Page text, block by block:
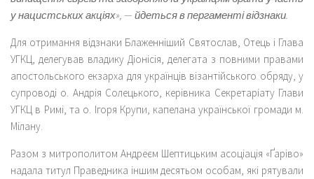
у нацистських акціях», — йдеться в пергаменті відзнаки.
Для отримання відзнаки Блаженніший Святослав, Отець і Глава
УГКЦ, делегував владику Діонісія, делегата з повними правами
апостольського екзарха для українців візантійського обряду, у
супроводі о. Андрія Солецького, керівника Секретаріату Глави
УГКЦ в Римі, та о. Ігоря Крупи, капелана української громади м.
Мілану.
Разом з митрополитом Андреєм Шептицьким асоціація «Ґаріво»
надала титул Праведника іншим десятьом особам, які рятували